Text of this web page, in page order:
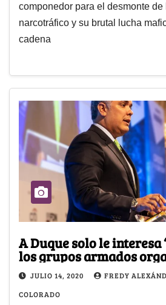
componedor para el desmonte de
narcotráfico y su brutal lucha
cadena
A Duque solo le interesa
los grupos armados
JULIO 14, 2020
FREDY
COLORADO